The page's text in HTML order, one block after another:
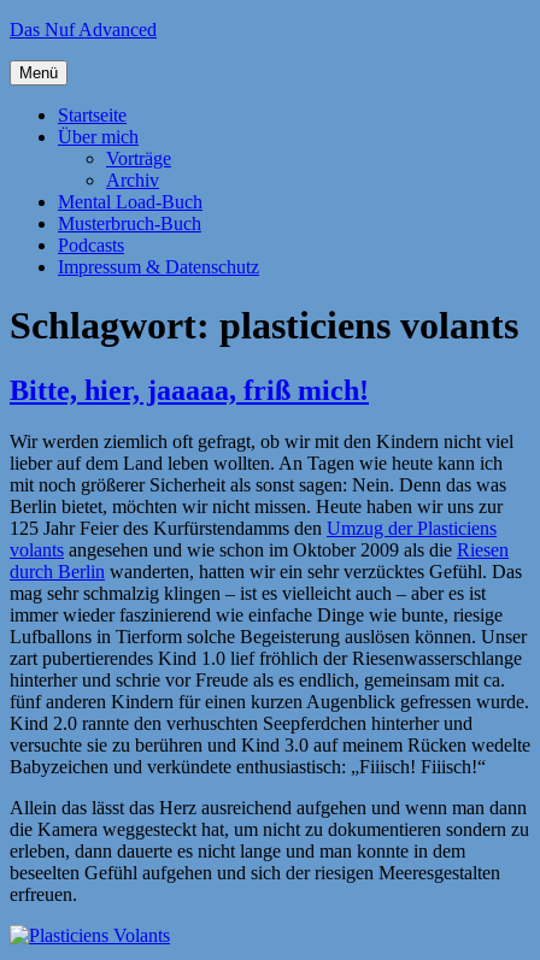
Zum
springen
Das Nuf Advanced
Menü
Startseite
Über mich
Vorträge
Archiv
Mental Load-Buch
Musterbruch-Buch
Podcasts
Impressum & Datenschutz
Schlagwort: plasticiens volants
Bitte, hier, jaaaaa, friß mich!
Wir werden ziemlich oft gefragt, ob wir mit den Kindern nicht viel
lieber auf dem Land leben wollten. An Tagen wie heute kann ich
mit noch größerer Sicherheit als sonst sagen: Nein. Denn das was
Berlin bietet, möchten wir nicht missen. Heute haben wir uns zur
125 Jahr Feier des Kurfürstendamms den Umzug der Plasticiens
volants angesehen und wie schon im Oktober 2009 als die Riesen
durch Berlin wanderten, hatten wir ein sehr verzücktes Gefühl. Das
mag sehr schmalzig klingen – ist es vielleicht auch – aber es ist
immer wieder faszinierend wie einfache Dinge wie bunte, riesige
Lufballons in Tierform solche Begeisterung auslösen können. Unser
zart pubertierendes Kind 1.0 lief fröhlich der Riesenwasserschlange
hinterher und schrie vor Freude als es endlich, gemeinsam mit ca.
fünf anderen Kindern für einen kurzen Augenblick gefressen wurde.
Kind 2.0 rannte den verhuschten Seepferdchen hinterher und
versuchte sie zu berühren und Kind 3.0 auf meinem Rücken wedelte
Babyzeichen und verkündete enthusiastisch: „Fiiisch! Fiiisch!“
Allein das lässt das Herz ausreichend aufgehen und wenn man dann
die Kamera weggesteckt hat, um nicht zu dokumentieren sondern zu
erleben, dann dauerte es nicht lange und man konnte in dem
beseelten Gefühl aufgehen und sich der riesigen Meeresgestalten
erfreuen.